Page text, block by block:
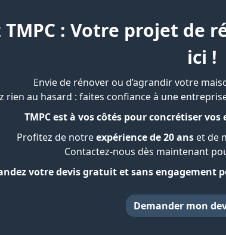
TMPC : Votre projet de
ici !
Envie de rénover ou d’agrandir votre
rien au hasard : faites confiance à une
TMPC est à vos côtés pour concrétiser
Profitez de notreexpérience de 20 anset de
Contactez-nous dès maintenant
votre devis gratuit et sans engagement
Demander mon